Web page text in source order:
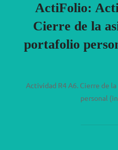
ActiFolio:
Cierre de la
portafolio
Actividad R4 A6. Cierre de
personal